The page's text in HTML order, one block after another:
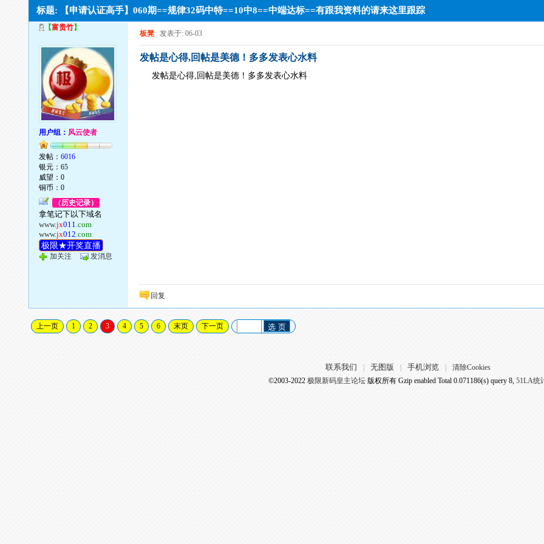
标题: 【申请认证高手】060期==规律32码中特==10中8==中端达标==有跟我资料的请来这里跟踪
【富贵竹】
用户组： 风云使者
发帖：6016
银元：65
威望：0
铜币：0
（历史记录）
拿笔记下以下域名
www.jx011.com
www.jx012.com
极限★开奖直播
加关注 发消息
板凳 发表于: 06-03
发帖是心得,回帖是美德！多多发表心水料
发帖是心得,回帖是美德！多多发表心水料
回复
上一页 1 2 3 4 5 6 末页 下一页 选 页
联系我们 无图版 手机浏览
清除Cookies
©2003-2022 极限新码皇主论坛版权所有 Gzip enabled Total 0.071186(s) query 8, 51LA统